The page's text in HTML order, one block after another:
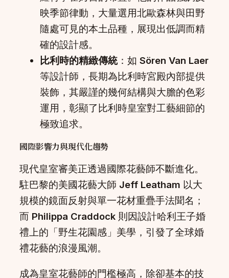
映季節律動，大量選用北歐森林與田野
隨處可見的本土品種，展現出低調而精
確的設計感。
比利時的精緻傳統：如 Sören Van Laer
等設計師，長期為比利時宮殿內部提供
裝飾，其嚴謹的幾何結構與大膽的色彩
運用，彰顯了比利時皇室對工藝細節的
極致追求。
國際影響力與現代化趨勢
現代皇室審美正透過國際花藝師不斷進化。
駐巴黎的美國花藝大師 Jeff Leatham 以大
規模的鏡面反射與單一花材重疊手法聞名；
而 Philippa Craddock 則因設計哈利王子婚
禮上的「野生花園感」美學，引發了全球婚
禮花藝的浪漫風潮。
成為皇室花藝師的門檻極高，除卻基本的技